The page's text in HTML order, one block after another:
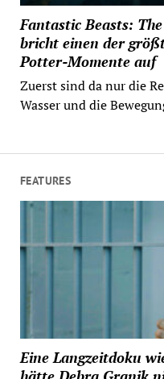
Fantastic Beasts:
bricht einen der
Potter-Momente auf
Zuerst sind da nur die
Wasser und die
FEATURES
Eine Langzeitdoku